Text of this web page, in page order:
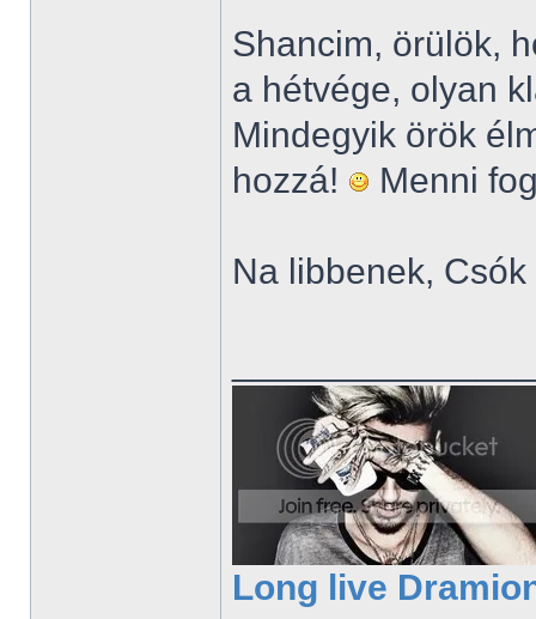
Shancim, örülök,
a hétvége, olyan
Mindegyik örök
hozzá!
Menni
Na libbenek,
Long live